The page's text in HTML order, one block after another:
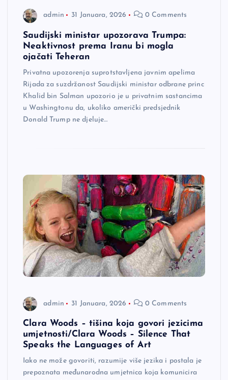
admin 31 Januara, 2026 0 Comments
Saudijski ministar upozorava Trumpa:
Neaktivnost prema Iranu bi mogla
ojačati Teheran
Privatna upozorenja suprotstavljena javnim apelima
Rijada za suzdržanost Saudijski ministar odbrane princ
Khalid bin Salman upozorio je u privatnim sastancima
u Washingtonu da, ukoliko američki predsjednik
Donald Trump ne djeluje…
admin 31 Januara, 2026 0 Comments
Clara Woods – tišina koja govori jezicima
umjetnosti/Clara Woods – Silence That
Speaks the Languages of Art
Iako ne može govoriti, razumije više jezika i postala je
prepoznata međunarodna umjetnica koja komunicira